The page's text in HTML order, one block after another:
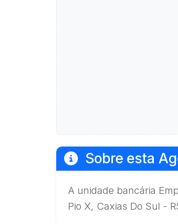
Sobre esta
A unidade bancária
Pio X, Caxias Do Sul -